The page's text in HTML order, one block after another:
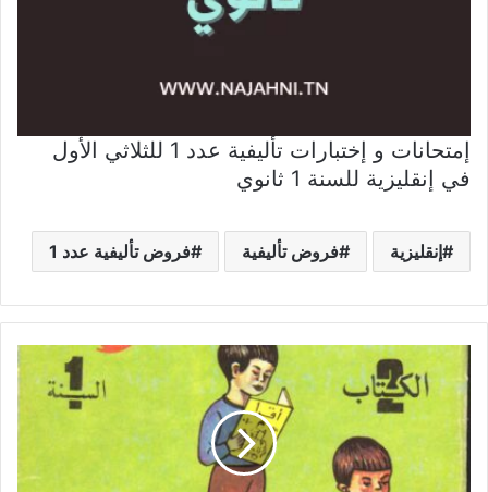
إمتحانات و إختبارات تأليفية عدد 1 للثلاثي الأول
في إنقليزية للسنة 1 ثانوي
إنقليزية فروض تأليفية فروض تأليفية عدد 1
القراءة
القديم
اقرأ
الأولى